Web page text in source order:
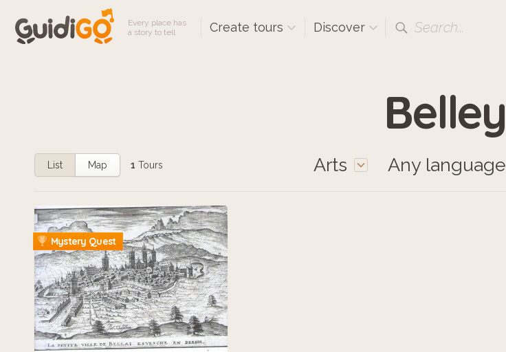
Every place has
a story to tell
Create tours Discover Search...
Belley
Arts Any language
List Map 1 Tours
Mystery Quest